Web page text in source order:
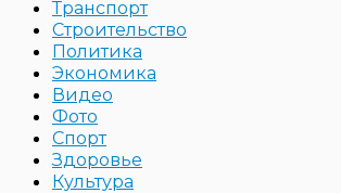
Транспорт
Строительство
Политика
Экономика
Видео
Фото
Спорт
Здоровье
Культура